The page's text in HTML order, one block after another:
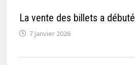
La vente des billets a débuté
7 janvier 2026